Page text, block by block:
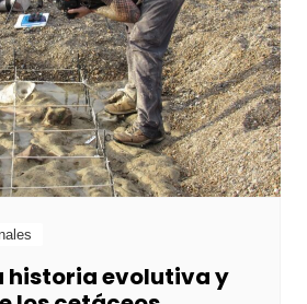
historia evolutiva y